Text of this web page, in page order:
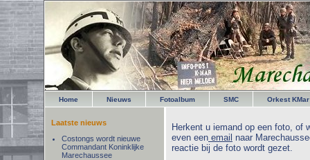
Home Nieuws Fotoalbum SMC Orkest KMar
Herkent u iemand op een foto, of
even een email naar
reactie bij de foto wordt gezet.
Laatste nieuws
Costongs wordt nieuwe
Commandant Koninklijke
Marechaussee